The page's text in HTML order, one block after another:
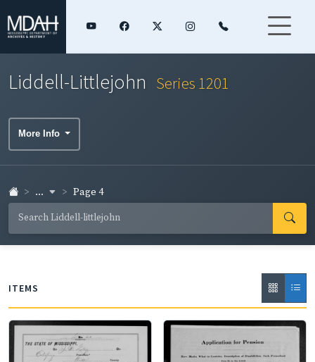
Liddell-Littlejohn Series 1201
More Info
... Page 4
ITEMS